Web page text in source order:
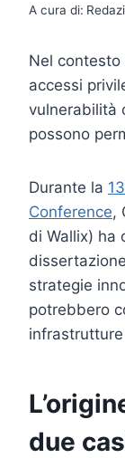
A cura di:
Nel
accessi
vulnerabilità
possono
Durante la
Conference,
di Wallix) ha
strategie
potrebbero
due